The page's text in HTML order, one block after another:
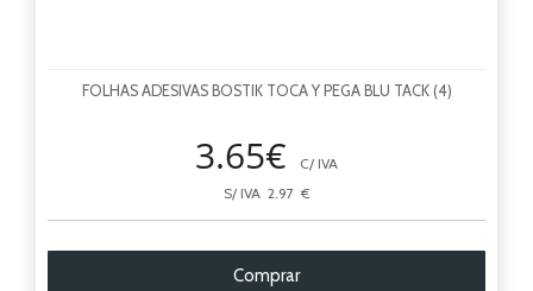
FOLHAS ADESIVAS BOSTIK TOCA Y PEGA BLU TACK (4)
3.65€
C/ IVA
S/ IVA 2.97 €
Comprar